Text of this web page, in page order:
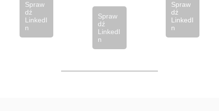
Spraw
dź
LinkedI
n
Spraw
dź
LinkedI
n
Spraw
dź
LinkedI
n